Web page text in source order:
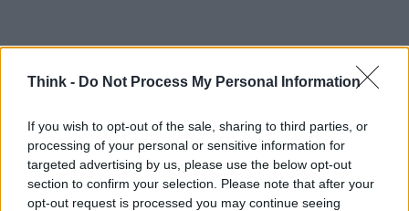
Think - Do Not Process My Personal Information
If you wish to opt-out of the sale, sharing to third parties, or
processing of your personal or sensitive information for
targeted advertising by us, please use the below opt-out
section to confirm your selection. Please note that after your
opt-out request is processed you may continue seeing